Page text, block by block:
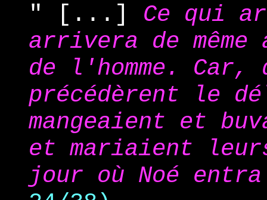
" [...] Ce qui
arrivera de
de l'homme.
précédèrent le
mangeaient et
et mariaient
jour où Noé